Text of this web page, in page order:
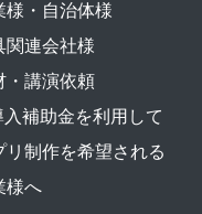
様・自治体様
関連会社様
・講演依頼
入補助金を利用して
リ制作を希望される
様へ